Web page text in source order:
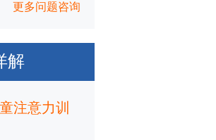
更多问题咨询
解
注意力训